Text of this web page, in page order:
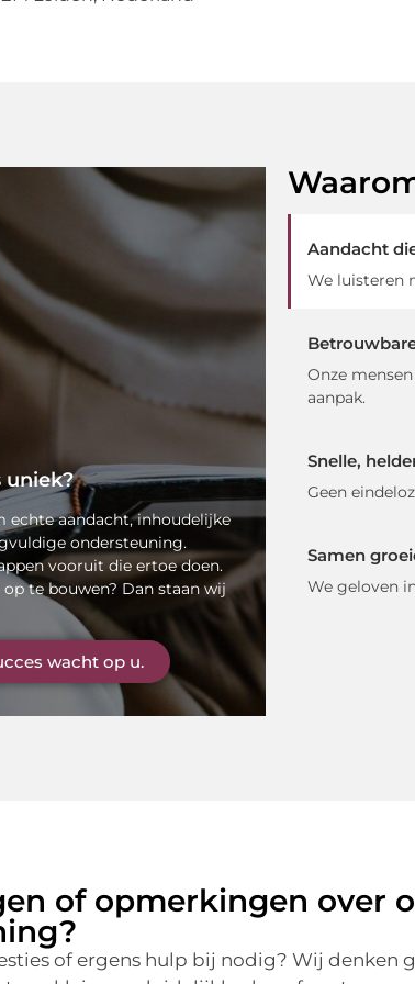
uniek?
echte aandacht, inhoudelijke
ondersteuning.
vooruit die ertoe doen.
te bouwen? Dan staan wij
wacht op u.
Aandacht
We luisteren
Onze
aanpak.
Snelle,
Geen
Samen
We geloven
of opmerkingen over
of ergens hulp bij nodig? Wij denken